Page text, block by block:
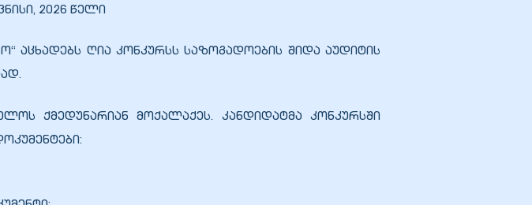
2026 წელი
აცხადებს ღია კონკურსს საზოგადოების შიდა აუდიტის
ქმედუნარიან მოქალაქეს. კანდიდატმა კონკურსში